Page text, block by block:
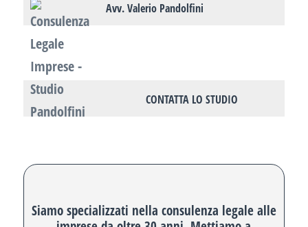
Avv. Valerio Pandolfini
CONTATTA LO STUDIO
Siamo specializzati nella consulenza legale alle